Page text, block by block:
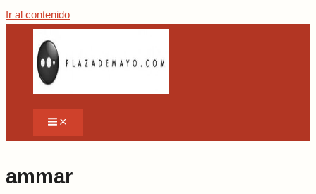
Ir al contenido
ammar